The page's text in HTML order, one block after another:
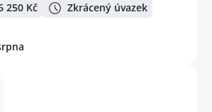
250 Kč Zkrácený úvazek